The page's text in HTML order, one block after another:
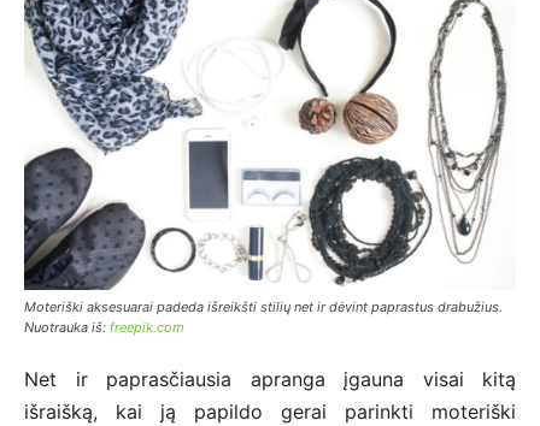
Moteriški aksesuarai padeda išreikšti stilių net ir dėvint paprastus drabužius.
Nuotrauka iš: freepik.com
Net ir paprasčiausia apranga įgauna visai kitą
išraišką, kai ją papildo gerai parinkti moteriški